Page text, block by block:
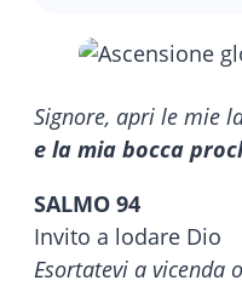
Signore, apri le mie
e la mia bocca
SALMO 94
Invito a lodare Dio
Esortatevi a vicenda